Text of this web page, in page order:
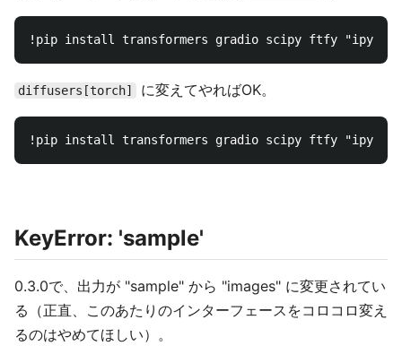
diffusers[torch] に変えてやればOK。
KeyError: 'sample'
0.3.0で、出力が "sample" から "images" に変更されてい
る（正直、このあたりのインターフェースをコロコロ変え
るのはやめてほしい）。